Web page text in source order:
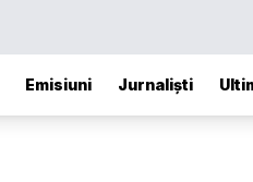
Emisiuni Jurnaliști